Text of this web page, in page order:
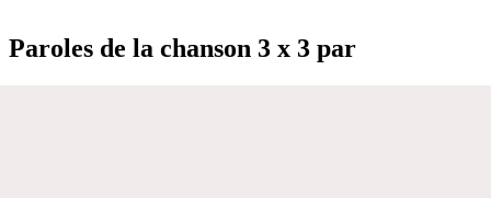
Paroles de la chanson 3 x 3 par